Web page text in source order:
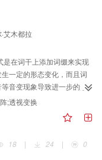
行对比实验，最终IC-GAN
度，降低了面部表情在类
面部表情的生成工作打下
艾木都拉
是在词干上添加词缀来实现
一定的形态变化，而且词
音变现象导致进一步的形
）技术只能检索到某一
，检索出其对应的带后缀的
吾尔文词语检索技术。方
，其次将获得的特征用快
neighbors，FLANN）双向
;透视变换
18
| 24 | 0